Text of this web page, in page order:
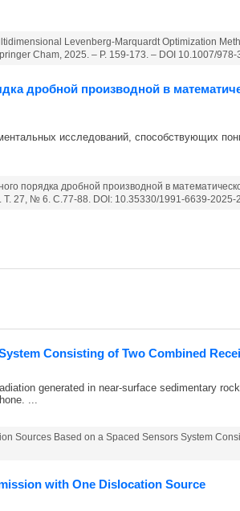
Levenberg-Marquardt Optimization
Cham, 2025. – P. 159-173. – DOI 10.1007/978-
дробной производной в
исследований, способствующих
порядка дробной производной в
Т. 27, № 6. С.77-88. DOI: 10.35330/1991-6639-2025-
Consisting of Two Combined
generated in near-surface sedimentary
...
Sources Based on a Spaced Sensors System
with One Dislocation Source